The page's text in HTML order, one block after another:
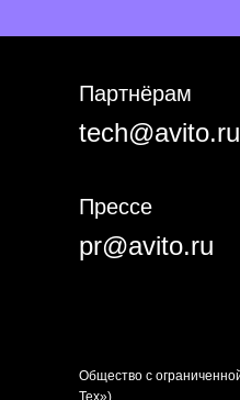
Общество с
Тех»)
tech@avito.ru
Партнёрам
Прессе
pr@avito.ru